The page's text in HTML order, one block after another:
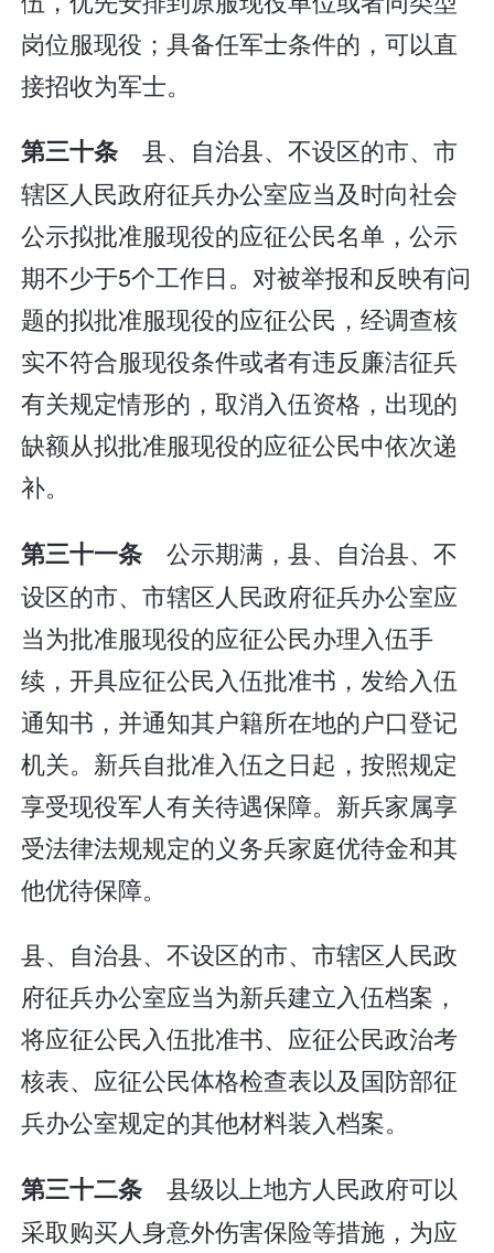
岗位服现役；具备任军士条件的，可以直
接招收为军士。
第三十条 县、自治县、不设区的市、市
辖区人民政府征兵办公室应当及时向社会
公示拟批准服现役的应征公民名单，公示
期不少于5个工作日。对被举报和反映有问
题的拟批准服现役的应征公民，经调查核
实不符合服现役条件或者有违反廉洁征兵
有关规定情形的，取消入伍资格，出现的
缺额从拟批准服现役的应征公民中依次递
补。
第三十一条 公示期满，县、自治县、不
设区的市、市辖区人民政府征兵办公室应
当为批准服现役的应征公民办理入伍手
续，开具应征公民入伍批准书，发给入伍
通知书，并通知其户籍所在地的户口登记
机关。新兵自批准入伍之日起，按照规定
享受现役军人有关待遇保障。新兵家属享
受法律法规规定的义务兵家庭优待金和其
他优待保障。
县、自治县、不设区的市、市辖区人民政
府征兵办公室应当为新兵建立入伍档案，
将应征公民入伍批准书、应征公民政治考
核表、应征公民体格检查表以及国防部征
兵办公室规定的其他材料装入档案。
第三十二条 县级以上地方人民政府可以
采取购买人身意外伤害保险等措施，为应